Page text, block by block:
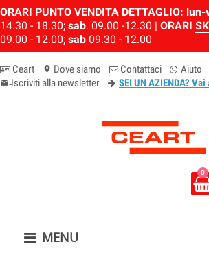
ORARI PUNTO VENDITA DETTAGLIO: lun-
14.30 - 18.30; sab. 09.00 -12.30 | ORARI
09.00 - 12.00; sab 09.30 - 12.00
Ceart location_on Dove siamo Contattaci Aiuto
email-newsletter
Iscriviti alla newsletter SEI UN AZIENDA?
0
MENU